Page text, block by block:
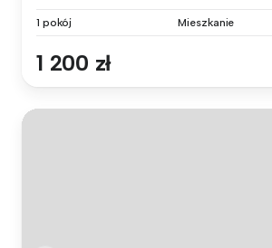
1 pokój Mieszkanie
1 200 zł